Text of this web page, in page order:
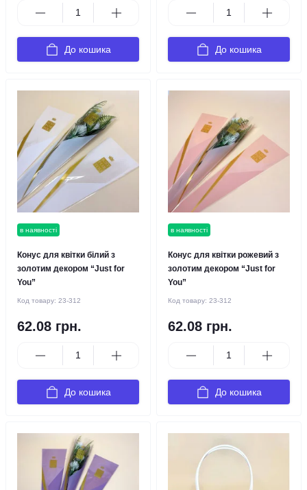
До кошика До кошика
в наявності
Конус для квітки білий з
золотим декором “Just for
You”
Код товару: 23-312
62.08 грн.
До кошика
в наявності
Конус для квітки рожевий з
золотим декором “Just for
You”
Код товару: 23-312
62.08 грн.
До кошика